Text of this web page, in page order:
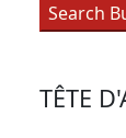
Search
TÊTE